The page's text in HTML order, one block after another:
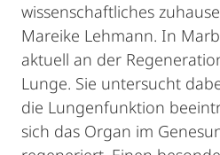
wissenschaftliches
Mareike Lehmann. In
aktuell an der
Lunge. Sie untersucht
die Lungenfunktion
sich das Organ im